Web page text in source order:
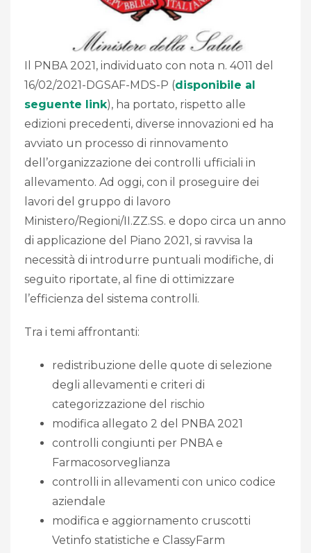
Il PNBA 2021, individuato con nota n. 4011 del
16/02/2021-DGSAF-MDS-P (disponibile al
seguente link), ha portato, rispetto alle
edizioni precedenti, diverse innovazioni ed ha
avviato un processo di rinnovamento
dell’organizzazione dei controlli ufficiali in
allevamento. Ad oggi, con il proseguire dei
lavori del gruppo di lavoro
Ministero/Regioni/II.ZZ.SS. e dopo circa un anno
di applicazione del Piano 2021, si ravvisa la
necessità di introdurre puntuali modifiche, di
seguito riportate, al fine di ottimizzare
l’efficienza del sistema controlli.
Tra i temi affrontanti:
redistribuzione delle quote di selezione
degli allevamenti e criteri di
categorizzazione del rischio
modifica allegato 2 del PNBA 2021
controlli congiunti per PNBA e
Farmacosorveglianza
controlli in allevamenti con unico codice
aziendale
modifica e aggiornamento cruscotti
Vetinfo statistiche e ClassyFarm